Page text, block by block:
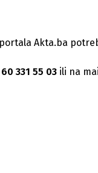
Akta.ba
331 55 03 ili na